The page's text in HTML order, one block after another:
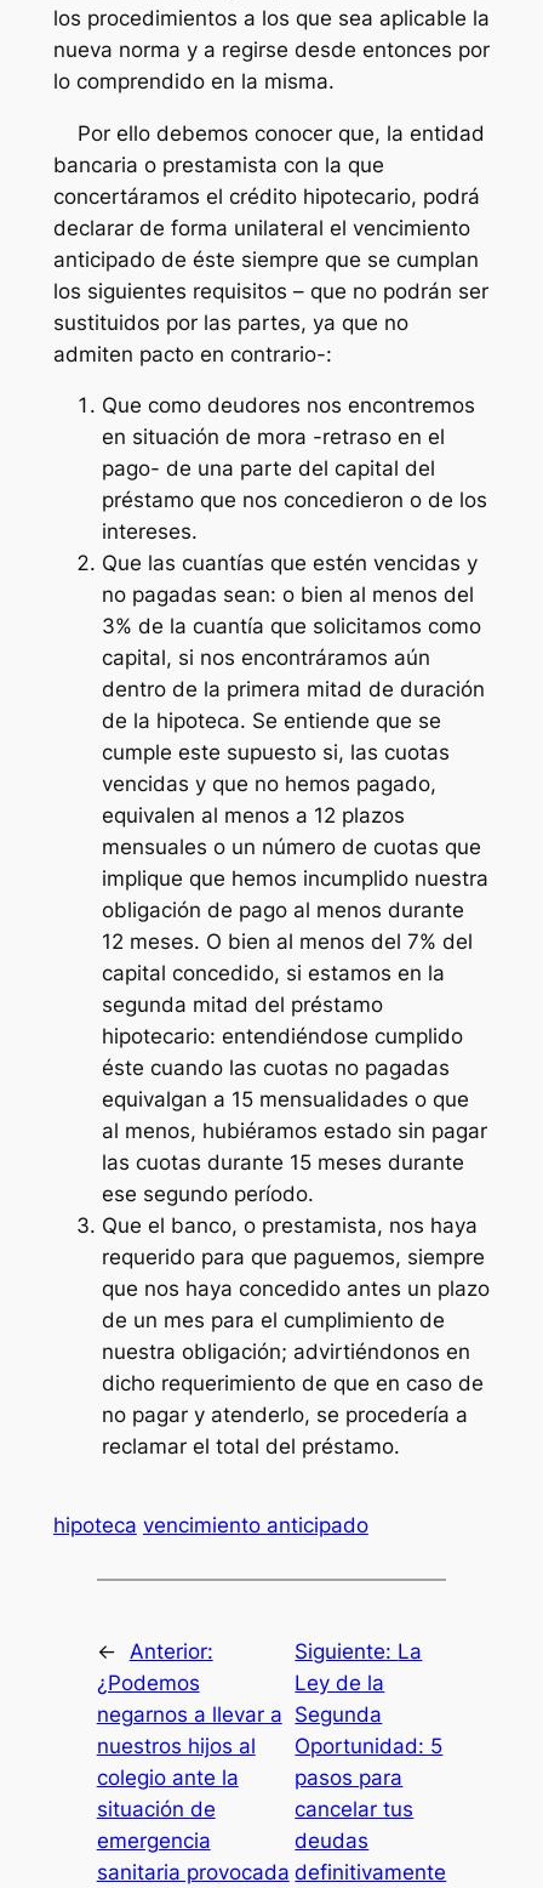
los procedimientos a los que sea aplicable la
nueva norma y a regirse desde entonces por
lo comprendido en la misma.
Por ello debemos conocer que, la entidad
bancaria o prestamista con la que
concertáramos el crédito hipotecario, podrá
declarar de forma unilateral el vencimiento
anticipado de éste siempre que se cumplan
los siguientes requisitos – que no podrán ser
sustituidos por las partes, ya que no
admiten pacto en contrario-:
Que como deudores nos encontremos
en situación de mora -retraso en el
pago- de una parte del capital del
préstamo que nos concedieron o de los
intereses.
Que las cuantías que estén vencidas y
no pagadas sean: o bien al menos del
3% de la cuantía que solicitamos como
capital, si nos encontráramos aún
dentro de la primera mitad de duración
de la hipoteca. Se entiende que se
cumple este supuesto si, las cuotas
vencidas y que no hemos pagado,
equivalen al menos a 12 plazos
mensuales o un número de cuotas que
implique que hemos incumplido nuestra
obligación de pago al menos durante
12 meses. O bien al menos del 7% del
capital concedido, si estamos en la
segunda mitad del préstamo
hipotecario: entendiéndose cumplido
éste cuando las cuotas no pagadas
equivalgan a 15 mensualidades o que
al menos, hubiéramos estado sin pagar
las cuotas durante 15 meses durante
ese segundo período.
Que el banco, o prestamista, nos haya
requerido para que paguemos, siempre
que nos haya concedido antes un plazo
de un mes para el cumplimiento de
nuestra obligación; advirtiéndonos en
dicho requerimiento de que en caso de
no pagar y atenderlo, se procedería a
reclamar el total del préstamo.
hipoteca vencimiento anticipado
← Anterior:
¿Podemos
negarnos a llevar a
nuestros hijos al
colegio ante la
situación de
emergencia
sanitaria provocada
Siguiente: La
Ley de la
Segunda
Oportunidad: 5
pasos para
cancelar tus
deudas
definitivamente